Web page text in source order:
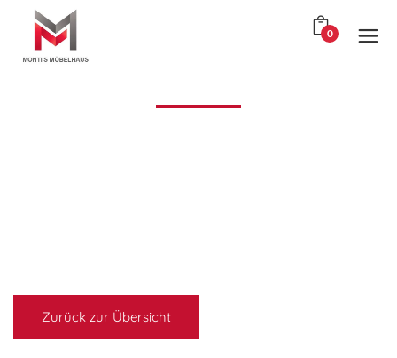
0
Zurück zur Übersicht